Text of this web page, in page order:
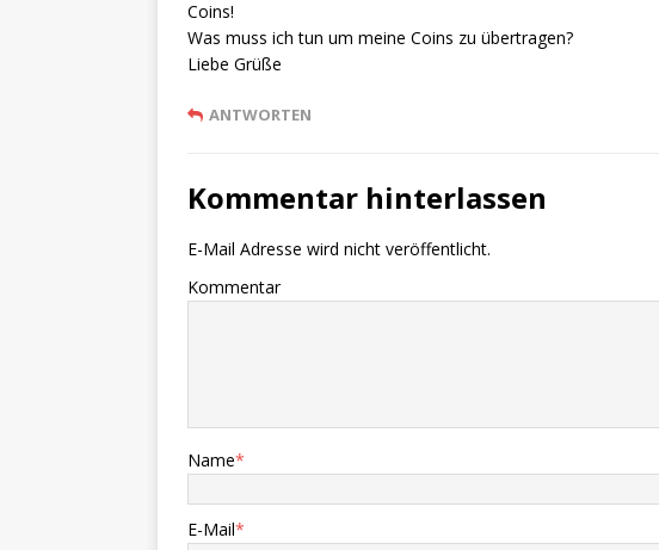
Coins!
Was muss ich tun um meine Coins zu übertragen?
Liebe Grüße
ANTWORTEN
Kommentar hinterlassen
E-Mail Adresse wird nicht veröffentlicht.
Kommentar
Name*
E-Mail*